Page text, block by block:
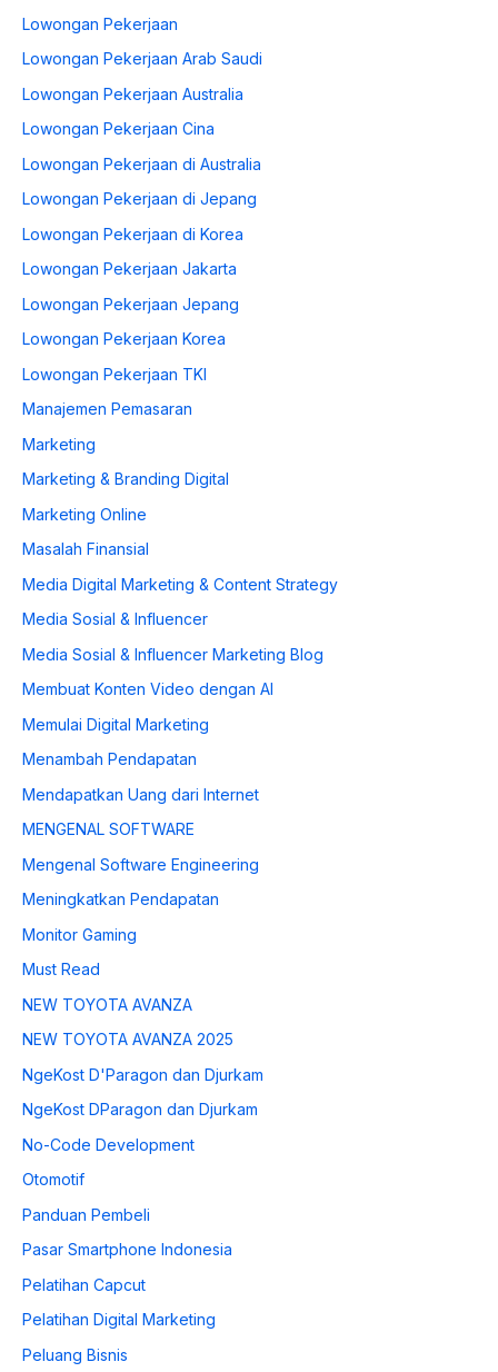
Lowongan Pekerjaan
Lowongan Pekerjaan Arab Saudi
Lowongan Pekerjaan Australia
Lowongan Pekerjaan Cina
Lowongan Pekerjaan di Australia
Lowongan Pekerjaan di Jepang
Lowongan Pekerjaan di Korea
Lowongan Pekerjaan Jakarta
Lowongan Pekerjaan Jepang
Lowongan Pekerjaan Korea
Lowongan Pekerjaan TKI
Manajemen Pemasaran
Marketing
Marketing & Branding Digital
Marketing Online
Masalah Finansial
Media Digital Marketing & Content Strategy
Media Sosial & Influencer
Media Sosial & Influencer Marketing Blog
Membuat Konten Video dengan AI
Memulai Digital Marketing
Menambah Pendapatan
Mendapatkan Uang dari Internet
MENGENAL SOFTWARE
Mengenal Software Engineering
Meningkatkan Pendapatan
Monitor Gaming
Must Read
NEW TOYOTA AVANZA
NEW TOYOTA AVANZA 2025
NgeKost D'Paragon dan Djurkam
NgeKost DParagon dan Djurkam
No-Code Development
Otomotif
Panduan Pembeli
Pasar Smartphone Indonesia
Pelatihan Capcut
Pelatihan Digital Marketing
Peluang Bisnis